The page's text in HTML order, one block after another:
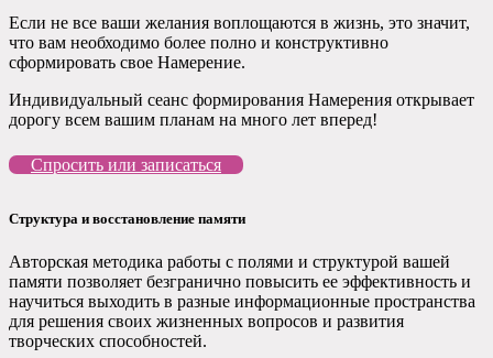
Если не все ваши желания воплощаются в жизнь, это значит,
что вам необходимо более полно и конструктивно
сформировать свое Намерение.
Индивидуальный сеанс формирования Намерения открывает
дорогу всем вашим планам на много лет вперед!
Спросить или записаться
Структура и восстановление памяти
Авторская методика работы с полями и структурой вашей
памяти позволяет безгранично повысить ее эффективность и
научиться выходить в разные информационные пространства
для решения своих жизненных вопросов и развития
творческих способностей.